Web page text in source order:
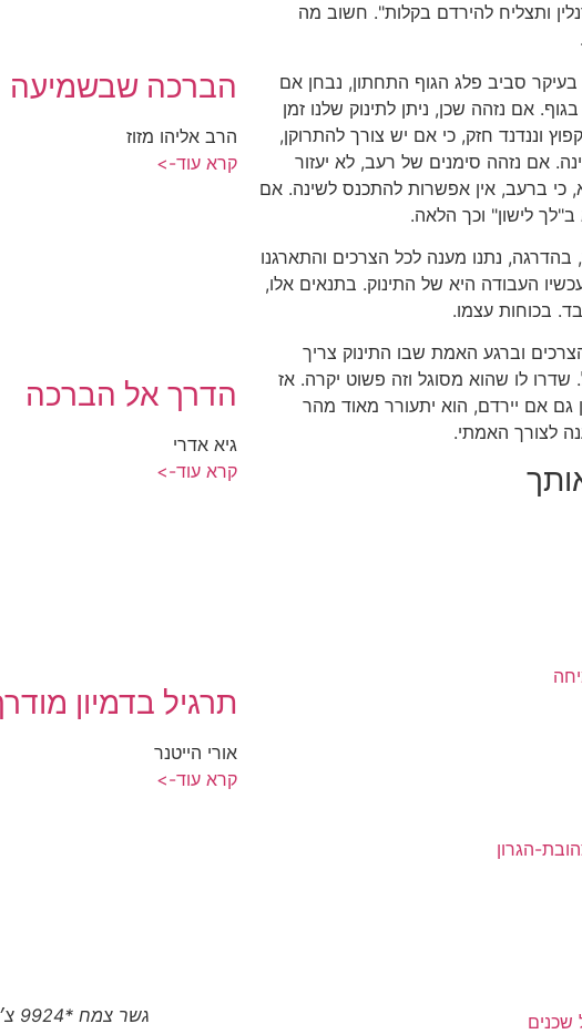
ותצליח להירדם בקלות". חשוב מה
סביב פלג הגוף התחתון, נבחן אם
אם נזהה שכן, ניתן לתינוק שלנו זמן
וננדנד חזק, כי אם יש צורך להתרוקן,
אם נזהה סימנים של רעב, לא יעזור
כי ברעב, אין אפשרות להתכנס לשינה. אם
לישון" וכך הלאה.
בהדרגה, נתנו מענה לכל הצרכים והתארגנו
העבודה היא של התינוק. בתנאים אלו,
בכוחות עצמו.
וברגע האמת שבו התינוק צריך
שדרו לו שהוא מסוגל וזה פשוט יקרה. אז
גם אם יירדם, הוא יתעורר מאוד מהר
לצורך האמתי.
הגרון
שכנים
הברכה שבשמיעה
הרב אליהו מזוז
קרא עוד->
הדרך אל הברכה
גיא אדרי
קרא עוד->
תרגיל בדמיון
אורי הייטנר
קרא עוד->
גשר צמח *9924 צ׳יטו טיגו 8 פרו המותג הסיני הגיע לצפון